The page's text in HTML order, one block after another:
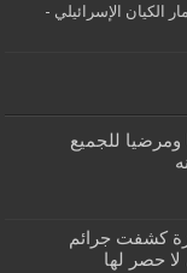
الكيان الإسرائيلي -
ومرضيا للجميع
كشفت جرائم
لا حصر لها